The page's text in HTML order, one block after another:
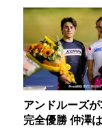
アンドルーズ
完全優勝 仲澤